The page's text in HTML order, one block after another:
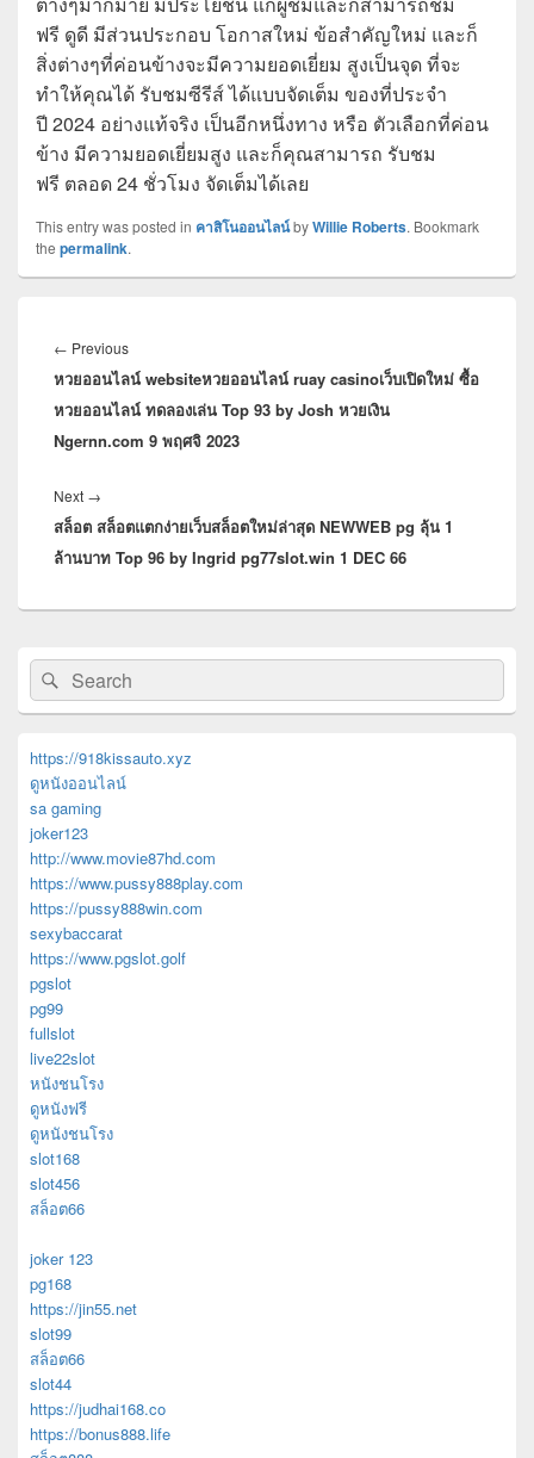
ฟรี ดูดี มีส่วนประกอบ โอกาสใหม่ ข้อสำคัญใหม่ และก็
สิ่งต่างๆที่ค่อนข้างจะมีความยอดเยี่ยม สูงเป็นจุด ที่จะ
ทำให้คุณได้ รับชมซีรีส์ ได้แบบจัดเต็ม ของที่ประจำ
ปี 2024 อย่างแท้จริง เป็นอีกหนึ่งทาง หรือ ตัวเลือกที่ค่อน
ข้าง มีความยอดเยี่ยมสูง และก็คุณสามารถ รับชม
ฟรี ตลอด 24 ชั่วโมง จัดเต็มได้เลย
This entry was posted in คาสิโนออนไลน์byWillie Roberts. Bookmark
the permalink.
เรื่อง
← PreviousPrevious
post:
หวยออนไลน์ websiteหวยออนไลน์ ruay casinoเว็บเปิดใหม่ ซื้อ
หวยออนไลน์ ทดลองเล่น Top 93 by Josh หวยเงิน
Ngernn.com 9 พฤศจิ 2023
Next →
post:
สล็อต สล็อตแตกง่ายเว็บสล็อตใหม่ล่าสุด NEWWEB pg ลุ้น 1
ล้านบาท Top 96 by Ingrid pg77slot.win 1 DEC 66
Primary
Sidebar
Widget
Area
Search
for:
Search
https://918kissauto.xyz
ดูหนังออนไลน์
sa gaming
joker123
http://www.movie87hd.com
https://www.pussy888play.com
https://pussy888win.com
sexybaccarat
https://www.pgslot.golf
pgslot
pg99
fullslot
live22slot
หนังชนโรง
ดูหนังฟรี
ดูหนังชนโรง
slot168
slot456
สล็อต66
joker 123
pg168
https://jin55.net
slot99
สล็อต66
slot44
https://judhai168.co
https://bonus888.life